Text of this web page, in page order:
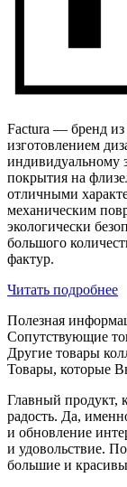
Factura — бренд из
изготовлением
индивидуальному
покрытия на
отличными
механическим
экологически
большого
фактур.
Читать подробнее
Полезная
Сопутствующие
Другие товары
Товары, которые
Главный продукт,
радость. Да,
и обновление
и удовольствие.
большие и